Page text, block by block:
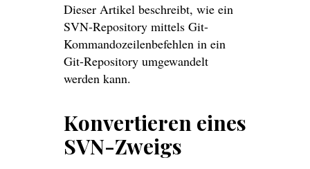
Dieser Artikel beschreibt, wie ein
SVN-Repository mittels Git-
Kommandozeilenbefehlen in ein
Git-Repository umgewandelt
werden kann.
Konvertieren eines
SVN-Zweigs